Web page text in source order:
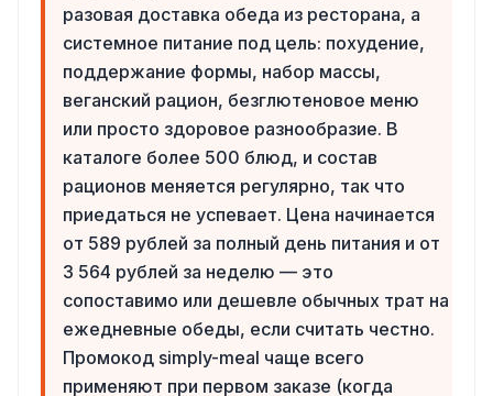
разовая доставка обеда из ресторана, а
системное питание под цель: похудение,
поддержание формы, набор массы,
веганский рацион, безглютеновое меню
или просто здоровое разнообразие. В
каталоге более 500 блюд, и состав
рационов меняется регулярно, так что
приедаться не успевает. Цена начинается
от 589 рублей за полный день питания и от
3 564 рублей за неделю — это
сопоставимо или дешевле обычных трат на
ежедневные обеды, если считать честно.
Промокод simply-meal чаще всего
применяют при первом заказе (когда